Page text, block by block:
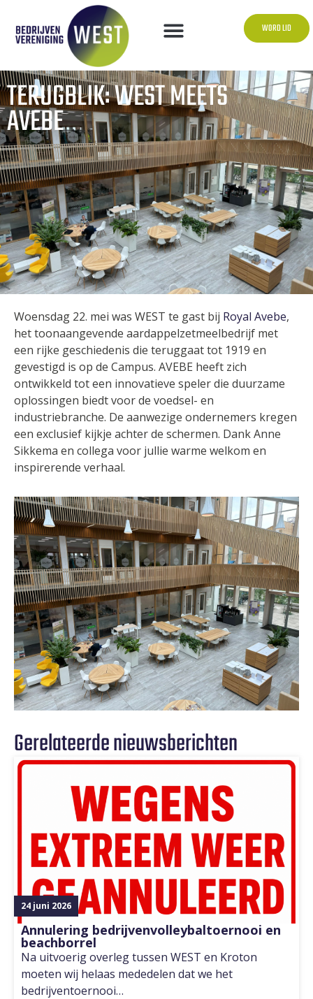
WORD LID
TERUGBLIK: WEST MEETS
AVEBE
Woensdag 22. mei was WEST te gast bij Royal Avebe,
het toonaangevende aardappelzetmeelbedrijf met
een rijke geschiedenis die teruggaat tot 1919 en
gevestigd is op de Campus. AVEBE heeft zich
ontwikkeld tot een innovatieve speler die duurzame
oplossingen biedt voor de voedsel- en
industriebranche. De aanwezige ondernemers kregen
een exclusief kijkje achter de schermen. Dank Anne
Sikkema en collega voor jullie warme welkom en
inspirerende verhaal.
Gerelateerde nieuwsberichten
24 juni 2026
Annulering bedrijvenvolleybaltoernooi en
beachborrel
Na uitvoerig overleg tussen WEST en Kroton
moeten wij helaas mededelen dat we het
bedrijventoernooi…